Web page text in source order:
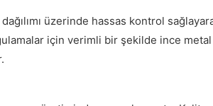
üzerinde hassas kontrol
için verimli bir şekilde ince metal